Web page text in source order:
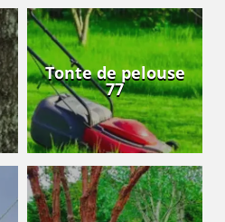
Tonte de pelouse
77